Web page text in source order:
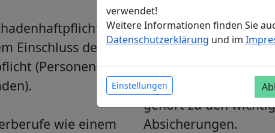
Einschluss der
(Personen-
wie einem
Richtlinien und
organisieren und
Kleingewerbe,
GmbH oder
gehört zu den
Absicherungen.
verwendet!
Weitere Informationen finden Sie
Datenschutzerklärung und im
Einstellungen